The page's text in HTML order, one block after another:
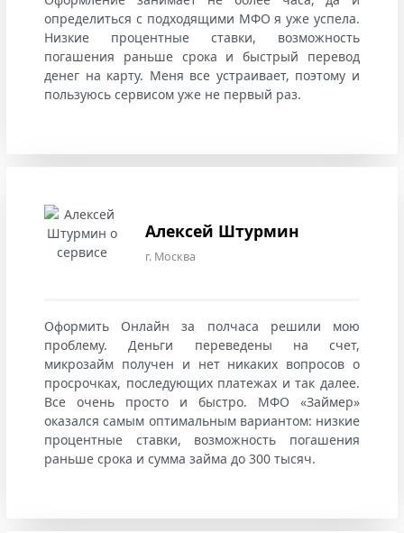
определиться с подходящими МФО я уже успела.
Низкие процентные ставки, возможность
погашения раньше срока и быстрый перевод
денег на карту. Меня все устраивает, поэтому и
пользуюсь сервисом уже не первый раз.
Алексей Штурмин
г. Москва
Оформить Онлайн за полчаса решили мою
проблему. Деньги переведены на счет,
микрозайм получен и нет никаких вопросов о
просрочках, последующих платежах и так далее.
Все очень просто и быстро. МФО «Займер»
оказался самым оптимальным вариантом: низкие
процентные ставки, возможность погашения
раньше срока и сумма займа до 300 тысяч.